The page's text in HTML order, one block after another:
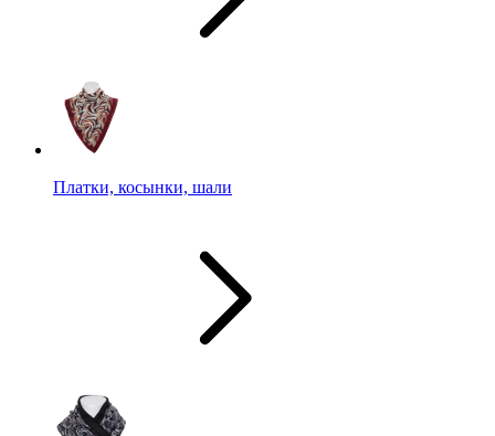
Платки, косынки, шали